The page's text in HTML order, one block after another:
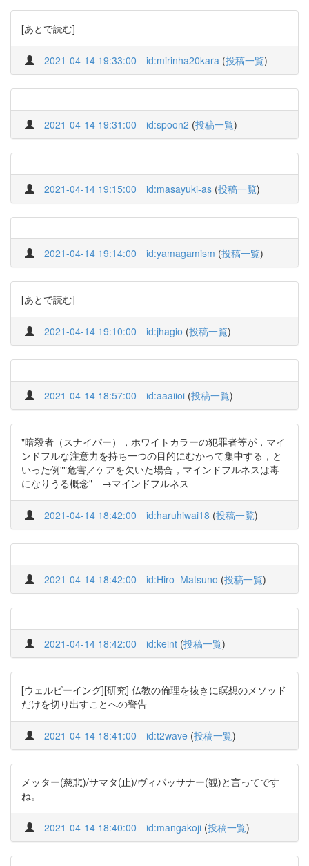
[あとで読む]
2021-04-14 19:33:00 id:mirinha20kara (投稿一覧)
2021-04-14 19:31:00 id:spoon2 (投稿一覧)
2021-04-14 19:15:00 id:masayuki-as (投稿一覧)
2021-04-14 19:14:00 id:yamagamism (投稿一覧)
[あとで読む]
2021-04-14 19:10:00 id:jhagio (投稿一覧)
2021-04-14 18:57:00 id:aaaiioi (投稿一覧)
"暗殺者（スナイパー），ホワイトカラーの犯罪者等が，マイ
ンドフルな注意力を持ち一つの目的にむかって集中する，と
いった例""危害／ケアを欠いた場合，マインドフルネスは毒
になりうる概念" →マインドフルネス
2021-04-14 18:42:00 id:haruhiwai18 (投稿一覧)
2021-04-14 18:42:00 id:Hiro_Matsuno (投稿一覧)
2021-04-14 18:42:00 id:keint (投稿一覧)
[ウェルビーイング][研究] 仏教の倫理を抜きに瞑想のメソッド
だけを切り出すことへの警告
2021-04-14 18:41:00 id:t2wave (投稿一覧)
メッター(慈悲)/サマタ(止)/ヴィパッサナー(観)と言ってです
ね。
2021-04-14 18:40:00 id:mangakoji (投稿一覧)